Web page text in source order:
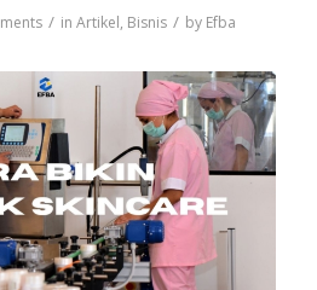
/ in Artikel, Bisnis / by Efba